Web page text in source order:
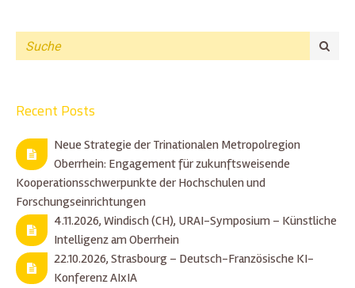
Recent Posts
Neue Strategie der Trinationalen Metropolregion
Oberrhein: Engagement für zukunftsweisende
Kooperationsschwerpunkte der Hochschulen und
Forschungseinrichtungen
4.11.2026, Windisch (CH), URAI-Symposium – Künstliche
Intelligenz am Oberrhein
22.10.2026, Strasbourg – Deutsch-Französische KI-
Konferenz AIxIA